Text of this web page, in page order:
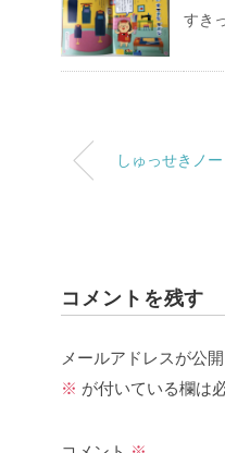
すき
しゅっせきノー
コメントを残す
メールアドレスが公
※ が付いている欄は